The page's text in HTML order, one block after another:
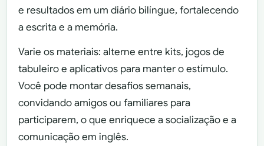
e resultados em um diário bilíngue, fortalecendo
a escrita e a memória.
Varie os materiais: alterne entre kits, jogos de
tabuleiro e aplicativos para manter o estímulo.
Você pode montar desafios semanais,
convidando amigos ou familiares para
participarem, o que enriquece a socialização e a
comunicação em inglês.